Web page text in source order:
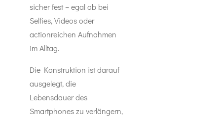
sicher fest – egal ob bei
Selfies, Videos oder
actionreichen Aufnahmen
im Alltag.
Die Konstruktion ist darauf
ausgelegt, die
Lebensdauer des
Smartphones zu verlängern,